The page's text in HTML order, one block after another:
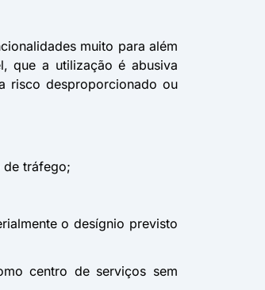
muito para além
que a utilização é abusiva
risco desproporcionado ou
de tráfego;
o desígnio previsto
centro de serviços sem